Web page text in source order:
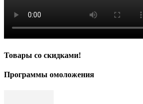
Товары со скидками!
Программы омоложения